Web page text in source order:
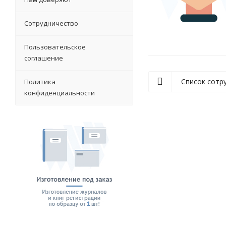
Список
Сотрудничество
Пользовательское
соглашение
Политика
конфиденциальности